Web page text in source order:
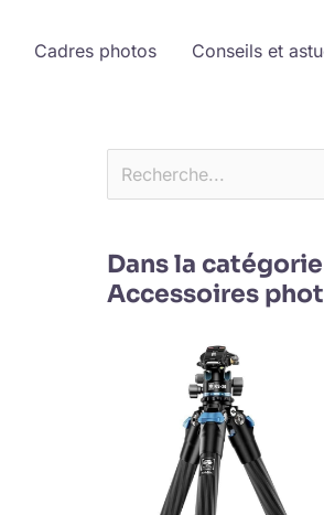
Cadres photos Conseils et
Dans la catégorie
Accessoires